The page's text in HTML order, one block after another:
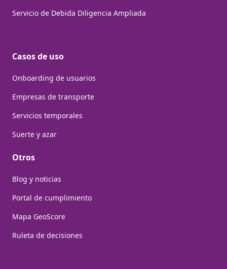
Servicio de Debida Diligencia Ampliada
Casos de uso
Onboarding de usuarios
Empresas de transporte
Servicios temporales
Suerte y azar
Otros
Blog y noticias
Portal de cumplimiento
Mapa GeoScore
Ruleta de decisiones